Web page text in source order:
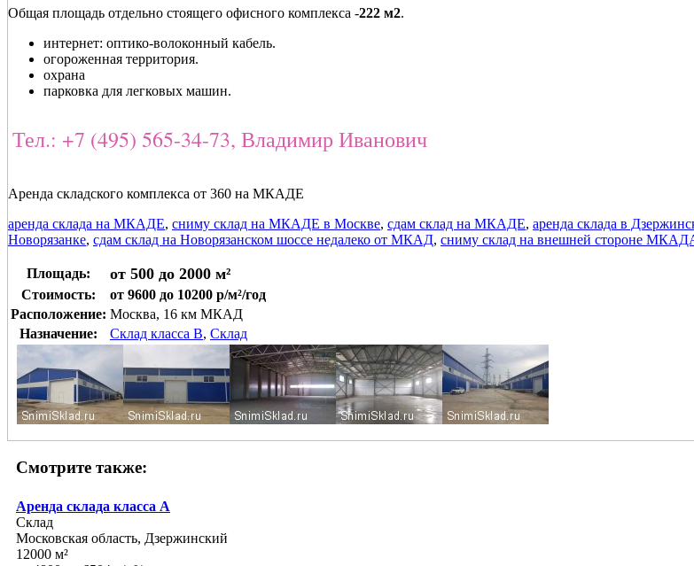
Общая площадь отдельно стоящего офисного комплекса -222 м2.
интернет: оптико-волоконный кабель.
огороженная территория.
охрана
парковка для легковых машин.
Тел.: +7 (495) 565-34-73, Владимир Иванович
Аренда складского комплекса от 360 на МКАДЕ
аренда склада на МКАДЕ, сниму склад на МКАДЕ в Москве, сдам склад на МКАДЕ, аренда склада в
Новорязанке, сдам склад на Новорязанском шоссе недалеко от МКАД, сниму склад на внешней стороне
Площадь: от 500 до 2000 м²
Стоимость:
от 9600 до 10200 р/м²/год
Расположение: Москва, 16 км МКАД
Назначение:
Склад класса B, Склад
Смотрите также:
Аренда склада класса А
Склад
Московская область, Дзержинский
12000 м²